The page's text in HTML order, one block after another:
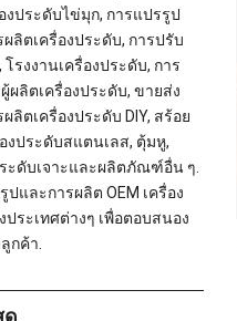
งประดับไข่มุก, การแปรรูป
ผลิตเครื่องประดับ, การปรับ
รงงานเครื่องประดับ, การ
ผลิตเครื่องประดับ, ขายส่ง
ลิตเครื่องประดับ DIY, สร้อย
งประดับสแตนเลส, ตุ้มหู,
ระดับเจาะและผลิตภัณฑ์อื่น ๆ.
ปและการผลิต OEM เครื่อง
ระเทศต่างๆ เพื่อตอบสนอง
กค้า.